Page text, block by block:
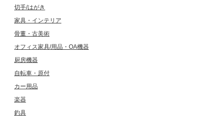
切手/はがき
家具・インテリア
骨董・古美術
オフィス家具/用品・OA機器
厨房機器
自転車・原付
カー用品
楽器
釣具